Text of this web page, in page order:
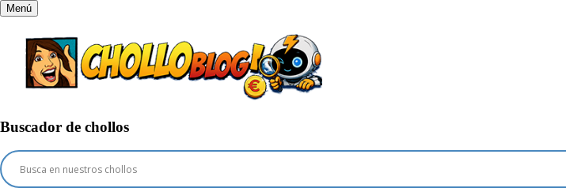
Menú
Buscador de chollos